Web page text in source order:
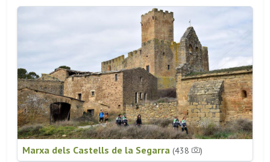
Marxa dels Castells de la Segarra (438 )